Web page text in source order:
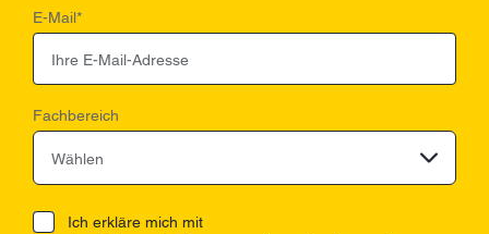
E-Mail*
Fachbereich
Wählen
Ich erkläre mich mit